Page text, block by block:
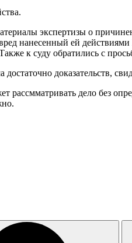
экспертизы о
нанесенный ей
к суду обратились с
достаточно доказательств,
рассмматривать дело без